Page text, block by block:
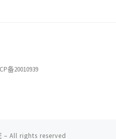
备20010939
– All rights reserved